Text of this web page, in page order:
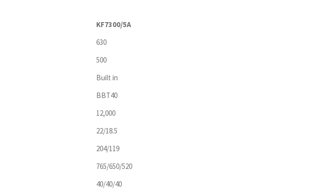
KF7300/5A
630
500
Built in
BBT40
12,000
22/18.5
204/119
765/650/520
40/40/40